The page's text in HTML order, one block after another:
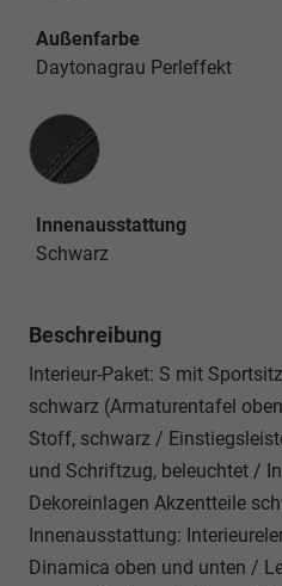
Außenfarbe
Daytonagrau Perleffekt
Innenausstattung
Innenausstattung
Schwarz
Beschreibung
Interieur-Paket: S mit
schwarz (Armaturentafel
Stoff, schwarz /
und Schriftzug, beleuchtet /
Dekoreinlagen Akzentteile
Innenausstattung:
Dinamica oben und unten /